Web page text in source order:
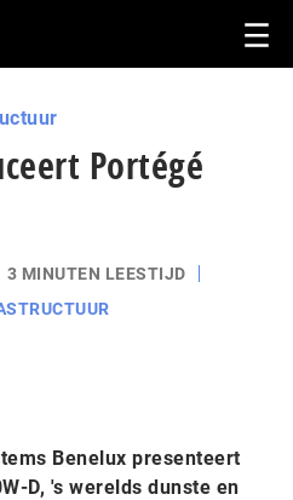
Portégé
3 MINUTEN LEESTIJD
Benelux presenteert
D, 's werelds dunste en